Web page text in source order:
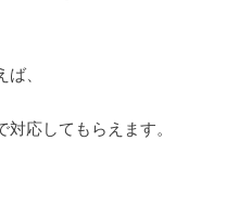
、
応してもらえます。